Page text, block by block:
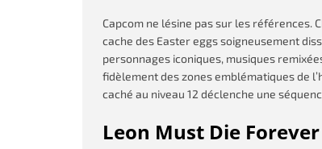
Capcom ne lésine pas sur les références.
cache des Easter eggs soigneusement
personnages iconiques, musiques
fidèlement des zones emblématiques de
caché au niveau 12 déclenche une
Leon Must Die